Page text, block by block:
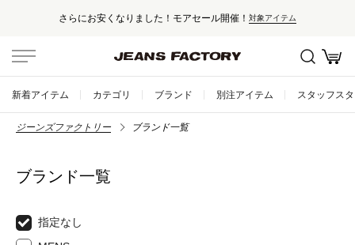
さらにお安くなりました！モアセール開催！ 対象アイテム
新着アイテム カテゴリ ブランド 別注アイテム スタッフス
ジーンズファクトリー ブランド一覧
ブランド一覧
指定なし